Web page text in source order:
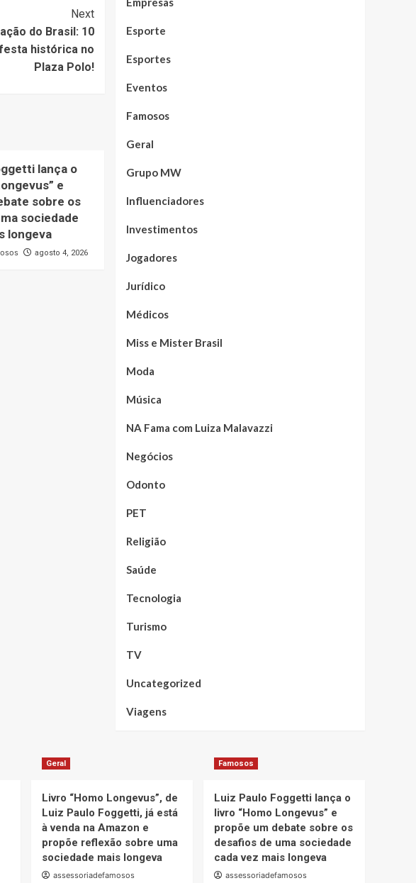
Next
do Brasil: 10
histórica no
Plaza Polo!
lança o
e
sobre os
sociedade
longeva
agosto 4, 2026
Esporte
Esportes
Eventos
Famosos
Geral
Grupo MW
Influenciadores
Investimentos
Jogadores
Jurídico
Médicos
Miss e Mister Brasil
Moda
Música
NA Fama com Luiza Malavazzi
Negócios
Odonto
PET
Religião
Saúde
Tecnologia
Turismo
TV
Uncategorized
Viagens
Geral
Livro “Homo Longevus”, de
Luiz Paulo Foggetti, já está
à venda na Amazon e
propõe reflexão sobre uma
sociedade mais longeva
assessoriadefamosos
Famosos
Luiz Paulo Foggetti lança o
livro “Homo Longevus” e
propõe um debate sobre os
desafios de uma sociedade
cada vez mais longeva
assessoriadefamosos